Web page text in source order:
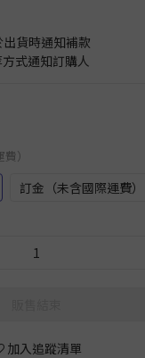
貨時通知補款
式通知訂購人
）
訂金（未含國際運費）
加入追蹤清單